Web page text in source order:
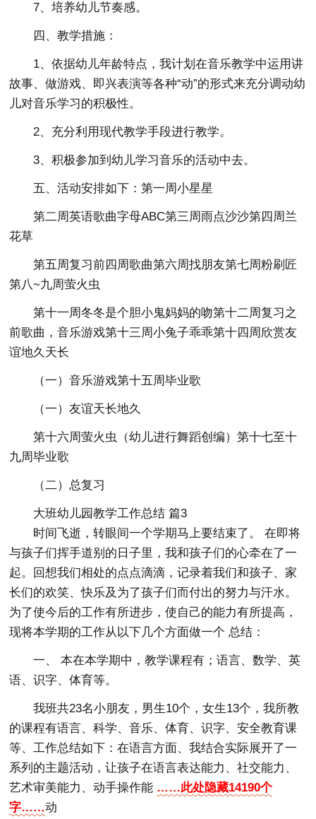
7、培养幼儿节奏感。
四、教学措施：
1、依据幼儿年龄特点，我计划在音乐教学中运用讲
故事、做游戏、即兴表演等各种“动”的形式来充分调动幼
儿对音乐学习的积极性。
2、充分利用现代教学手段进行教学。
3、积极参加到幼儿学习音乐的活动中去。
五、活动安排如下：第一周小星星
第二周英语歌曲字母ABC第三周雨点沙沙第四周兰
花草
第五周复习前四周歌曲第六周找朋友第七周粉刷匠
第八~九周萤火虫
第十一周冬冬是个胆小鬼妈妈的吻第十二周复习之
前歌曲，音乐游戏第十三周小兔子乖乖第十四周欣赏友
谊地久天长
（一）音乐游戏第十五周毕业歌
（一）友谊天长地久
第十六周萤火虫（幼儿进行舞蹈创编）第十七至十
九周毕业歌
（二）总复习
大班幼儿园教学工作总结 篇3
时间飞逝，转眼间一个学期马上要结束了。 在即将
与孩子们挥手道别的日子里，我和孩子们的心牵在了一
起。回想我们相处的点点滴滴，记录着我们和孩子、家
长们的欢笑、快乐及为了孩子们而付出的努力与汗水。
为了使今后的工作有所进步，使自己的能力有所提高，
现将本学期的工作从以下几个方面做一个 总结：
一、 本在本学期中，教学课程有；语言、数学、英
语、识字、体育等。
我班共23名小朋友，男生10个，女生13个，我所教
的课程有语言、科学、音乐、体育、识字、安全教育课
等、工作总结如下：在语言方面、我结合实际展开了一
系列的主题活动，让孩子在语言表达能力、社交能力、
艺术审美能力、动手操作能 ……此处隐藏14190个
字……动